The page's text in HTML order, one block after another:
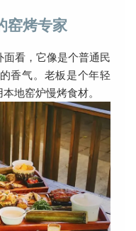
窑烤专家
看，它像是个普通民
香气。老板是个年轻
地窑炉慢烤食材。